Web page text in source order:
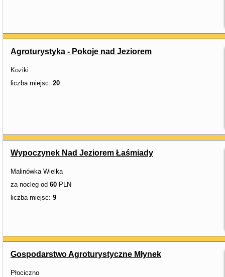
Agroturystyka - Pokoje nad Jeziorem
Koziki
liczba miejsc: 20
Wypoczynek Nad Jeziorem Łaśmiady
Malinówka Wielka
za nocleg od 60 PLN
liczba miejsc: 9
Gospodarstwo Agroturystyczne Młynek
Płociczno